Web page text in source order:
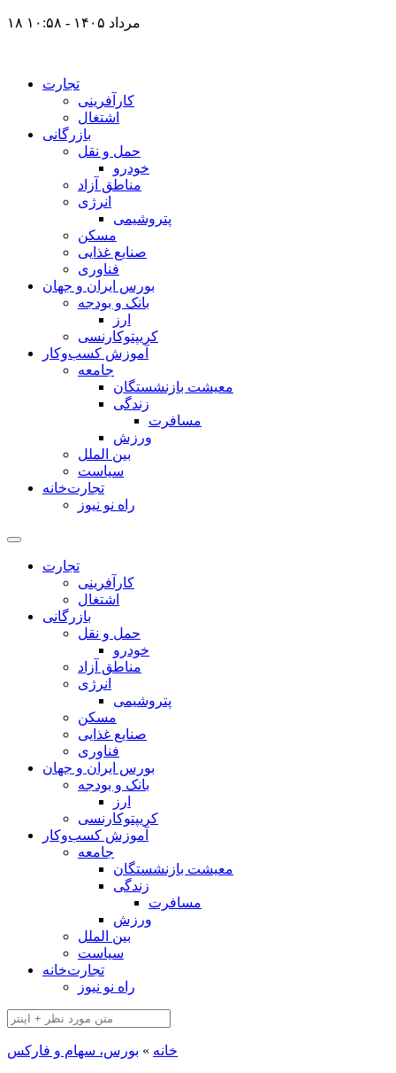
۱۸ مرداد ۱۴۰۵ - ۱۰:۵۸
تجارت
کارآفرینی
اشتغال
بازرگانی
حمل و نقل
خودرو
مناطق آزاد
انرژی
پتروشیمی
مسکن
صنایع غذایی
فناوری
بورس ایران و جهان
بانک و بودجه
ارز
کریپتوکارنسی
آموزش کسب‌وکار
جامعه
معیشت بازنشستگان
زندگی
مسافرت
ورزش
بین الملل
سیاست
تجارت‌خانه
راه نو نیوز
تجارت
کارآفرینی
اشتغال
بازرگانی
حمل و نقل
خودرو
مناطق آزاد
انرژی
پتروشیمی
مسکن
صنایع غذایی
فناوری
بورس ایران و جهان
بانک و بودجه
ارز
کریپتوکارنسی
آموزش کسب‌وکار
جامعه
معیشت بازنشستگان
زندگی
مسافرت
ورزش
بین الملل
سیاست
تجارت‌خانه
راه نو نیوز
خانه » بورس، سهام و فارکس